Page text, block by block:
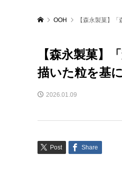
OOH 【森永製菓】
【森永製菓】
描いた粒を基
2026.01.09
Post Share